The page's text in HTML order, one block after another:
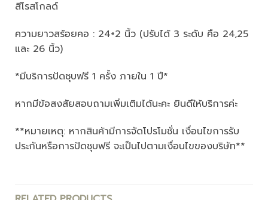
สีโรสโกลด์
ความยาวสร้อยคอ : 24+2 นิ้ว (ปรับได้ 3 ระดับ คือ 24,25
และ 26 นิ้ว)
*มีบริการปัดชุบฟรี 1 ครั้ง ภายใน 1 ปี*
หากมีข้อสงสัยสอบถามเพิ่มเติมได้นะคะ ยินดีให้บริการค่ะ
**หมายเหตุ: หากสินค้ามีการจัดโปรโมชั่น เงื่อนไขการรับ
ประกันหรือการปัดชุบฟรี จะเป็นไปตามเงื่อนไขของบริษัท**